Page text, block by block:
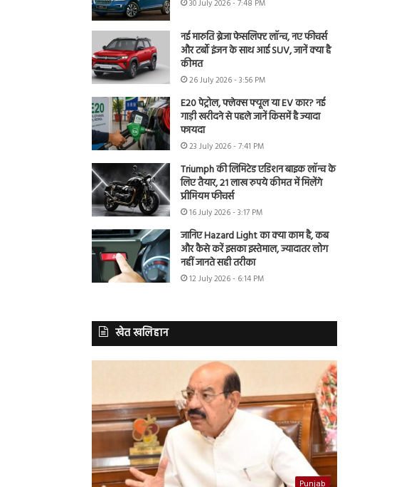
30 July 2026 - 7:48 PM
नई मारुति ब्रेजा फेसलिफ्ट लॉन्च, नए फीचर्स
और टर्बो इंजन के साथ आई SUV, जानें क्या है
कीमत
26 July 2026 - 3:56 PM
E20 पेट्रोल, फ्लेक्स फ्यूल या EV कार? नई
गाड़ी खरीदने से पहले जानें किसमें है ज्यादा
फायदा
23 July 2026 - 7:41 PM
Triumph की लिमिटेड एडिशन बाइक लॉन्च के
लिए तैयार, 21 लाख रुपये कीमत में मिलेंगे
प्रीमियम फीचर्स
16 July 2026 - 3:17 PM
जानिए Hazard Light का क्या काम है, कब
और कैसे करें इसका इस्तेमाल, ज्यादातर लोग
नहीं जानते सही तरीका
12 July 2026 - 6:14 PM
खेत खलिहान
Punjab